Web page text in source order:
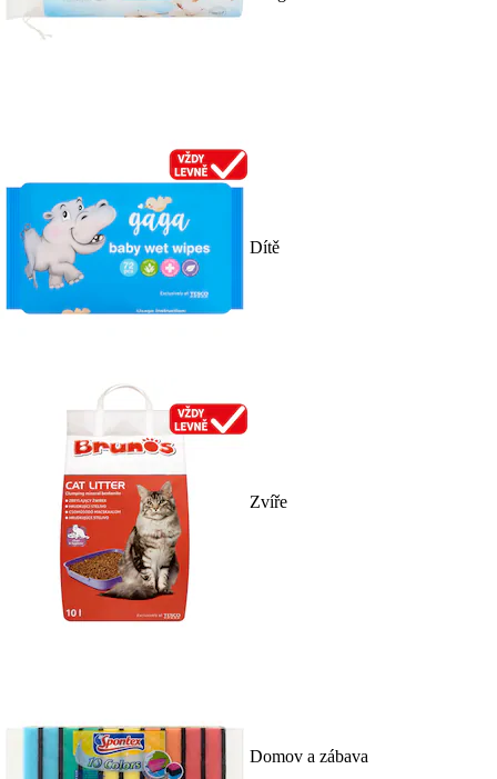
Dítě
Zvíře
Domov a zábava